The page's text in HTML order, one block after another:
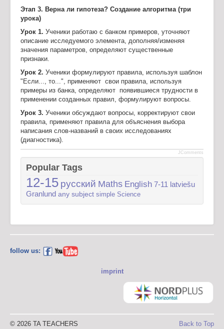
Этап 3. Верна ли гипотеза? Создание алгоритма (три
урока)
Урок 1. Ученики работаю с банком примеров, уточняют
описание исследуемого элемента, дополняя/изменяя
значения параметров, определяют существенные
признаки.
Урок 2. Ученики формулируют правила, используя шаблон
"Если..., то...", применяют свои правила, используя
примеры из банка, определяют появившиеся трудности в
применении созданных правил, формулируют вопросы.
Урок 3. Ученики обсуждают вопросы, корректируют свои
правила, применяют правила для объяснения выбора
написания слов-названий в своих исследованиях
(диагностика).
JComments
Popular Tags
12-15 русский Maths English 7-11 latviešu
Granlund any subject simple Science
follow us:
imprint
Back to Top
© 2026 TA TEACHERS